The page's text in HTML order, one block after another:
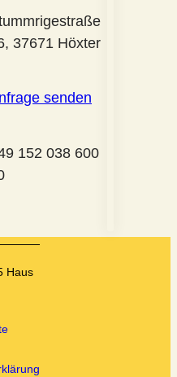
37671 Höxter
senden
152 038 600
Haus